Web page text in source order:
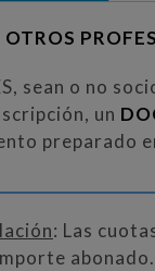
OTROS
sean o no
un
preparado
: Las
abonado.